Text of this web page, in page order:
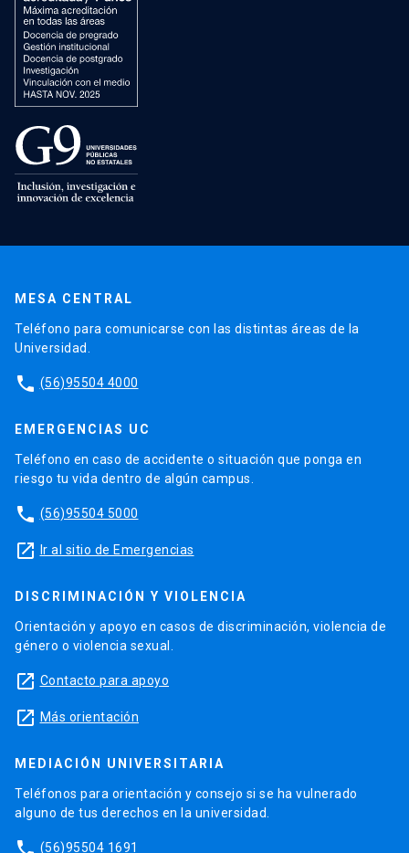
MESA CENTRAL
Teléfono para comunicarse con las distintas áreas de la
Universidad.
phone (56)95504 4000
EMERGENCIAS UC
Teléfono en caso de accidente o situación que ponga en
riesgo tu vida dentro de algún campus.
phone (56)95504 5000
launch Ir al sitio de Emergencias
DISCRIMINACIÓN Y VIOLENCIA
Orientación y apoyo en casos de discriminación, violencia de
género o violencia sexual.
launch Contacto para apoyo
launch Más orientación
MEDIACIÓN UNIVERSITARIA
Teléfonos para orientación y consejo si se ha vulnerado
alguno de tus derechos en la universidad.
(56)95504 1691